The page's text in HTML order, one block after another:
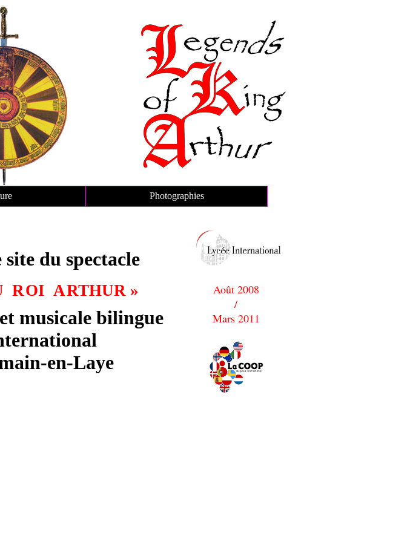
Photographies
du spectacle
ROI ARTHUR »
musicale bilingue
en-Laye
Août 2008
/
Mars 2011